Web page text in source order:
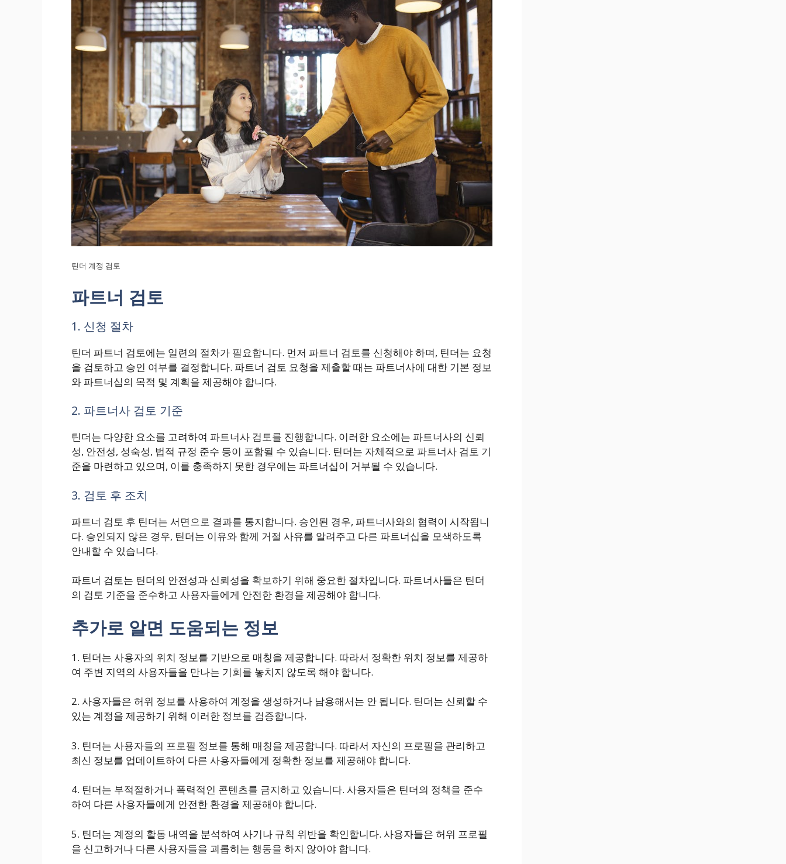
틴더 계정 검토
파트너 검토
1. 신청 절차
틴더 파트너 검토에는 일련의 절차가 필요합니다. 먼저 파트너 검토를 신청해야 하며, 틴더는 요청
을 검토하고 승인 여부를 결정합니다. 파트너 검토 요청을 제출할 때는 파트너사에 대한 기본 정보
와 파트너십의 목적 및 계획을 제공해야 합니다.
2. 파트너사 검토 기준
틴더는 다양한 요소를 고려하여 파트너사 검토를 진행합니다. 이러한 요소에는 파트너사의 신뢰
성, 안전성, 성숙성, 법적 규정 준수 등이 포함될 수 있습니다. 틴더는 자체적으로 파트너사 검토 기
준을 마련하고 있으며, 이를 충족하지 못한 경우에는 파트너십이 거부될 수 있습니다.
3. 검토 후 조치
파트너 검토 후 틴더는 서면으로 결과를 통지합니다. 승인된 경우, 파트너사와의 협력이 시작됩니
다. 승인되지 않은 경우, 틴더는 이유와 함께 거절 사유를 알려주고 다른 파트너십을 모색하도록
안내할 수 있습니다.
파트너 검토는 틴더의 안전성과 신뢰성을 확보하기 위해 중요한 절차입니다. 파트너사들은 틴더
의 검토 기준을 준수하고 사용자들에게 안전한 환경을 제공해야 합니다.
추가로 알면 도움되는 정보
1. 틴더는 사용자의 위치 정보를 기반으로 매칭을 제공합니다. 따라서 정확한 위치 정보를 제공하
여 주변 지역의 사용자들을 만나는 기회를 놓치지 않도록 해야 합니다.
2. 사용자들은 허위 정보를 사용하여 계정을 생성하거나 남용해서는 안 됩니다. 틴더는 신뢰할 수
있는 계정을 제공하기 위해 이러한 정보를 검증합니다.
3. 틴더는 사용자들의 프로필 정보를 통해 매칭을 제공합니다. 따라서 자신의 프로필을 관리하고
최신 정보를 업데이트하여 다른 사용자들에게 정확한 정보를 제공해야 합니다.
4. 틴더는 부적절하거나 폭력적인 콘텐츠를 금지하고 있습니다. 사용자들은 틴더의 정책을 준수
하여 다른 사용자들에게 안전한 환경을 제공해야 합니다.
5. 틴더는 계정의 활동 내역을 분석하여 사기나 규칙 위반을 확인합니다. 사용자들은 허위 프로필
을 신고하거나 다른 사용자들을 괴롭히는 행동을 하지 않아야 합니다.